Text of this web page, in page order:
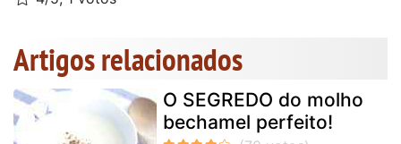
Artigos relacionados
O SEGREDO do molho
bechamel perfeito!